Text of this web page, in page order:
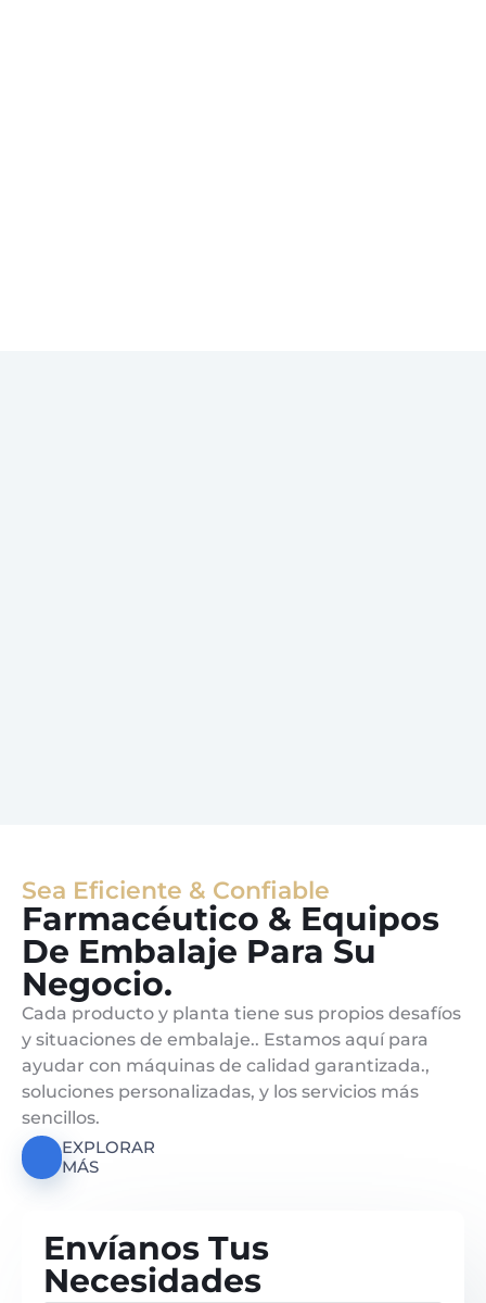
Sea Eficiente & Confiable
Farmacéutico & Equipos
De Embalaje Para Su
Negocio.
Cada producto y planta tiene sus propios desafíos
y situaciones de embalaje.. Estamos aquí para
ayudar con máquinas de calidad garantizada.,
soluciones personalizadas, y los servicios más
sencillos.
EXPLORAR
MÁS
Envíanos Tus
Necesidades